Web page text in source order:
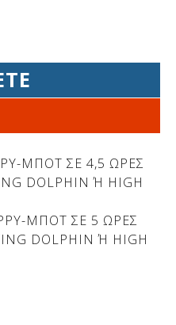
ΜΠΟΤ ΣΕ 4,5 ΩΡΕΣ
DOLPHIN Ή HIGH S
ΜΠΟΤ ΣΕ 5 ΩΡΕΣ
DOLPHIN Ή HIGH S